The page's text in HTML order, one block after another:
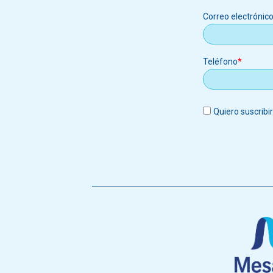
Correo
electrónico
Correo
Teléfono
Quiero